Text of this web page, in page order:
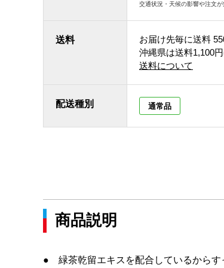
交通状況・天候の影響や注文
送料 お届け先毎に送料
沖縄県は送料1,100
送料について
配送種別 通常品
商品説明
● 緑茶乾留エキスを配合しているからす